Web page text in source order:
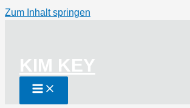
Zum Inhalt springen
KIM KEY